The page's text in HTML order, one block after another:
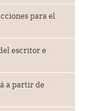
para el
escritor e
a partir de